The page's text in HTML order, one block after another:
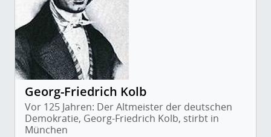
Georg-Friedrich Kolb
Vor 125 Jahren: Der Altmeister der deutschen
Demokratie, Georg-Friedrich Kolb, stirbt in
München